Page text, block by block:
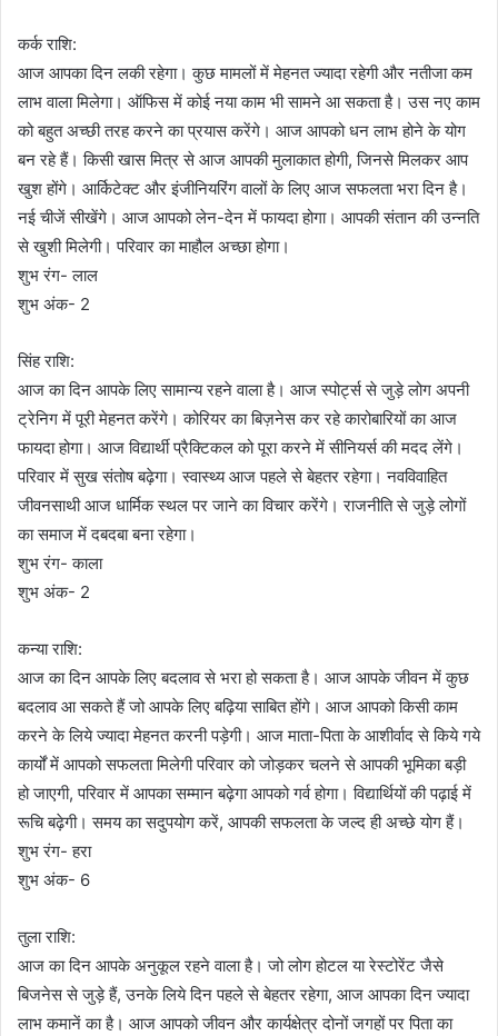
कर्क राशि:
आज आपका दिन लकी रहेगा। कुछ मामलों में मेहनत ज्यादा रहेगी और नतीजा कम
लाभ वाला मिलेगा। ऑफिस में कोई नया काम भी सामने आ सकता है। उस नए काम
को बहुत अच्छी तरह करने का प्रयास करेंगे। आज आपको धन लाभ होने के योग
बन रहे हैं। किसी खास मित्र से आज आपकी मुलाकात होगी, जिनसे मिलकर आप
खुश होंगे। आर्किटेक्ट और इंजीनियरिंग वालों के लिए आज सफलता भरा दिन है।
नई चीजें सीखेंगे। आज आपको लेन-देन में फायदा होगा। आपकी संतान की उन्नति
से खुशी मिलेगी। परिवार का माहौल अच्छा होगा।
शुभ रंग- लाल
शुभ अंक- 2
सिंह राशि:
आज का दिन आपके लिए सामान्य रहने वाला है। आज स्पोर्ट्स से जुड़े लोग अपनी
ट्रेनिग में पूरी मेहनत करेंगे। कोरियर का बिज़नेस कर रहे कारोबारियों का आज
फायदा होगा। आज विद्यार्थी प्रैक्टिकल को पूरा करने में सीनियर्स की मदद लेंगे।
परिवार में सुख संतोष बढ़ेगा। स्वास्थ्य आज पहले से बेहतर रहेगा। नवविवाहित
जीवनसाथी आज धार्मिक स्थल पर जाने का विचार करेंगे। राजनीति से जुड़े लोगों
का समाज में दबदबा बना रहेगा।
शुभ रंग- काला
शुभ अंक- 2
कन्या राशि:
आज का दिन आपके लिए बदलाव से भरा हो सकता है। आज आपके जीवन में कुछ
बदलाव आ सकते हैं जो आपके लिए बढ़िया साबित होंगे। आज आपको किसी काम
करने के लिये ज्यादा मेहनत करनी पड़ेगी। आज माता-पिता के आशीर्वाद से किये गये
कार्यों में आपको सफलता मिलेगी परिवार को जोड़कर चलने से आपकी भूमिका बड़ी
हो जाएगी, परिवार में आपका सम्मान बढ़ेगा आपको गर्व होगा। विद्यार्थियों की पढ़ाई में
रूचि बढ़ेगी। समय का सदुपयोग करें, आपकी सफलता के जल्द ही अच्छे योग हैं।
शुभ रंग- हरा
शुभ अंक- 6
तुला राशि:
आज का दिन आपके अनुकूल रहने वाला है। जो लोग होटल या रेस्टोरेंट जैसे
बिजनेस से जुड़े हैं, उनके लिये दिन पहले से बेहतर रहेगा, आज आपका दिन ज्यादा
लाभ कमानें का है। आज आपको जीवन और कार्यक्षेत्र दोनों जगहों पर पिता का